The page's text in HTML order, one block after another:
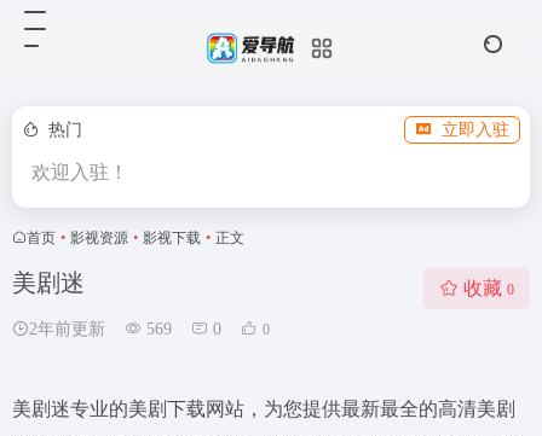
热门 立即入驻
欢迎入驻！
首页 • 影视资源 • 影视下载 • 正文
美剧迷
2年前更新 569 0 0
收藏 0
美剧迷专业的美剧下载网站，为您提供最新最全的高清美剧